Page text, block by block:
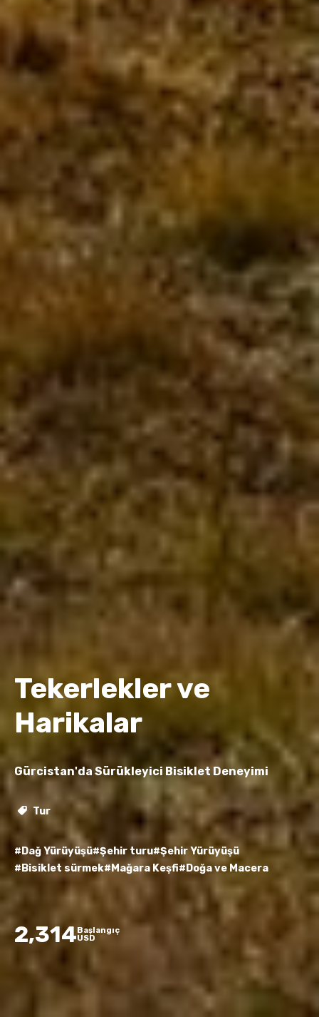
Tekerlekler ve
Harikalar
Gürcistan'da Sürükleyici Bisiklet Deneyimi
Tur
#Dağ Yürüyüşü#Şehir turu#Şehir Yürüyüşü
#Bisiklet sürmek#Mağara Keşfi#Doğa ve Macera
2,314Başlangıç
USD